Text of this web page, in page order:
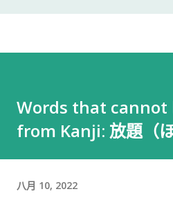
工作人员确认后，很快帮我打开了大
后，我向工作人员简单打了招呼：
后便开始办理资料交接。 整个过程
给工作人员，返还手续就结束了。
Words that cannot
from Kanji: 放題（ほ
八月 10, 2022